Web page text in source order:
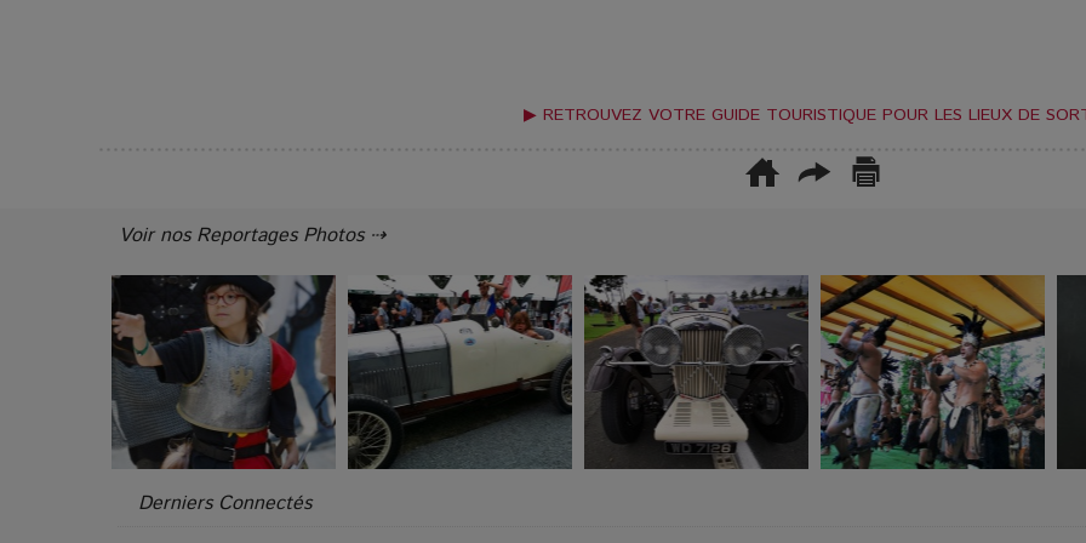
▶ RETROUVEZ VOTRE GUIDE TOURISTIQUE POUR LES LIEUX DE
Voir nos Reportages Photos ⇢
Derniers Connectés